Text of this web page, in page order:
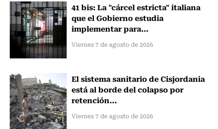
41 bis: La "cárcel estricta" italiana
que el Gobierno estudia
implementar para...
Viernes 7 de agosto de 2026
El sistema sanitario de Cisjordania
está al borde del colapso por
retención...
Viernes 7 de agosto de 2026